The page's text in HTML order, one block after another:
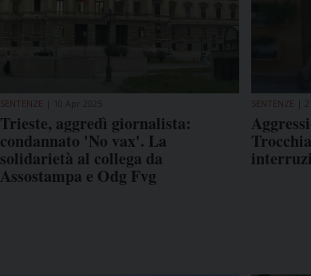
SENTENZE
Trieste, aggredì giornalista:
condannato 'No vax'. La
solidarietà al collega da
Assostampa e Odg Fvg
SENTENZE